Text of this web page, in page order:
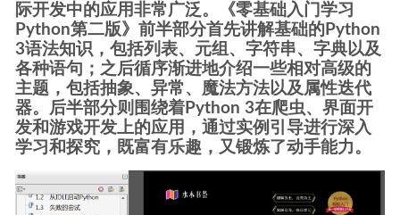
际开发中的应用非常广泛。《零基础入门学习
Python第二版》前半部分首先讲解基础的Python
3语法知识，包括列表、元组、字符串、字典以及
各种语句；之后循序渐进地介绍一些相对高级的
主题，包括抽象、异常、魔法方法以及属性迭代
器。后半部分则围绕着Python 3在爬虫、界面开
发和游戏开发上的应用，通过实例引导进行深入
学习和探究，既富有乐趣，又锻炼了动手能力。